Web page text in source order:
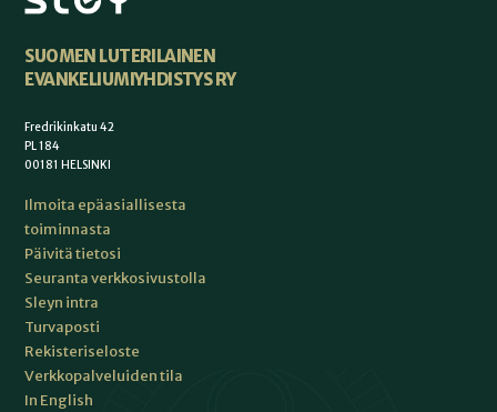
SUOMEN LUTERILAINEN
EVANKELIUMIYHDISTYS RY
Fredrikinkatu 42
PL 184
00181 HELSINKI
Ilmoita epäasiallisesta
toiminnasta
Päivitä tietosi
Seuranta verkkosivustolla
Sleyn intra
Turvaposti
Rekisteriseloste
Verkkopalveluiden tila
In English